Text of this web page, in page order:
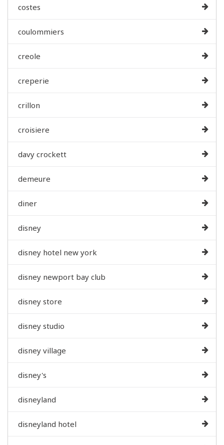
costes
coulommiers
creole
creperie
crillon
croisiere
davy crockett
demeure
diner
disney
disney hotel new york
disney newport bay club
disney store
disney studio
disney village
disney's
disneyland
disneyland hotel